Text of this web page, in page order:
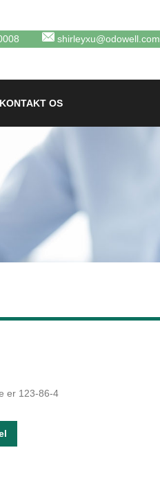
shirleyxu@odowell.com
KONTAKT OS
er 123-86-4